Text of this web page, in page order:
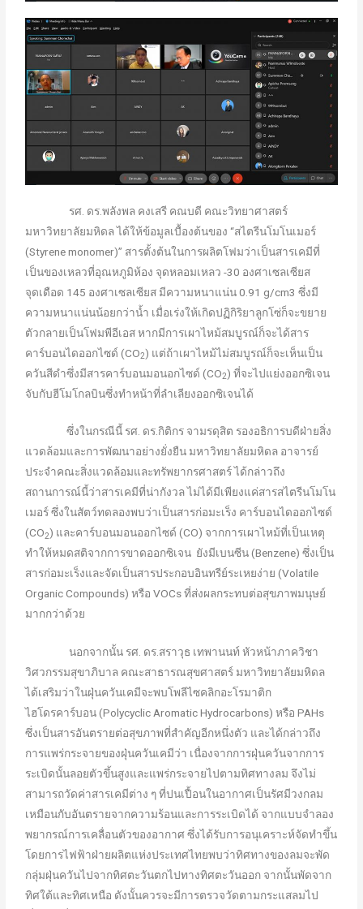
รศ. ดร.พลังพล คงเสรี คณบดี คณะวิทยาศาสตร์
มหาวิทยาลัยมหิดล ได้ให้ข้อมูลเบื้องต้นของ “สไตรีนโมโนเมอร์
(Styrene monomer)” สารตั้งต้นในการผลิตโฟมว่าเป็นสารเคมีที่
เป็นของเหลวที่อุณหภูมิห้อง จุดหลอมเหลว -30 องศาเซลเซียส
จุดเดือด 145 องศาเซลเซียส มีความหนาแน่น 0.91 g/cm3 ซึ่งมี
ความหนาแน่นน้อยกว่าน้ำ เมื่อเร่งให้เกิดปฏิกิริยาลูกโซ่ก็จะขยาย
ตัวกลายเป็นโฟมพีอีเอส หากมีการเผาไหม้สมบูรณ์ก็จะได้สาร
คาร์บอนไดออกไซด์ (CO2) แต่ถ้าเผาไหม้ไม่สมบูรณ์ก็จะเห็นเป็น
ควันสีดำซึ่งมีสารคาร์บอนมอนอกไซด์ (CO2) ที่จะไปแย่งออกซิเจน
จับกับฮีโมโกลบินซึ่งทำหน้าที่ลำเลียงออกซิเจนได้
ซึ่งในกรณีนี้ รศ. ดร.กิติกร จามรดุสิต รองอธิการบดีฝ่ายสิ่ง
แวดล้อมและการพัฒนาอย่างยั่งยืน มหาวิทยาลัยมหิดล อาจารย์
ประจำคณะสิ่งแวดล้อมและทรัพยากรศาสตร์ ได้กล่าวถึง
สถานการณ์นี้ว่าสารเคมีที่น่ากังวล ไม่ได้มีเพียงแค่สารสไตรีนโมโน
เมอร์ ซึ่งในสัตว์ทดลองพบว่าเป็นสารก่อมะเร็ง คาร์บอนไดออกไซด์
(CO2) และคาร์บอนมอนออกไซด์ (CO) จากการเผาไหม้ที่เป็นเหตุ
ทำให้หมดสติจากการขาดออกซิเจน ยังมีเบนซีน (Benzene) ซึ่งเป็น
สารก่อมะเร็งและจัดเป็นสารประกอบอินทรีย์ระเหยง่าย (Volatile
Organic Compounds) หรือ VOCs ที่ส่งผลกระทบต่อสุขภาพมนุษย์
มากกว่าด้วย
นอกจากนั้น รศ. ดร.สราวุธ เทพานนท์ หัวหน้าภาควิชา
วิศวกรรมสุขาภิบาล คณะสาธารณสุขศาสตร์ มหาวิทยาลัยมหิดล
ได้เสริมว่าในฝุ่นควันเคมีจะพบโพลีไซคลิกอะโรมาติก
ไฮโดรคาร์บอน (Polycyclic Aromatic Hydrocarbons) หรือ PAHs
ซึ่งเป็นสารอันตรายต่อสุขภาพที่สำคัญอีกหนึ่งตัว และได้กล่าวถึง
การแพร่กระจายของฝุ่นควันเคมีว่า เนื่องจากการฝุ่นควันจากการ
ระเบิดนั้นลอยตัวขึ้นสูงและแพร่กระจายไปตามทิศทางลม จึงไม่
สามารถวัดค่าสารเคมีต่าง ๆ ที่ปนเปื้อนในอากาศเป็นรัศมีวงกลม
เหมือนกับอันตรายจากความร้อนและการระเบิดได้ จากแบบจำลอง
พยากรณ์การเคลื่อนตัวของอากาศ ซึ่งได้รับการอนุเคราะห์จัดทำขึ้น
โดยการไฟฟ้าฝ่ายผลิตแห่งประเทศไทยพบว่าทิศทางของลมจะพัด
กลุ่มฝุ่นควันไปจากทิศตะวันตกไปทางทิศตะวันออก จากนั้นพัดจาก
ทิศใต้และทิศเหนือ ดังนั้นควรจะมีการตรวจวัดตามกระแสลมไป